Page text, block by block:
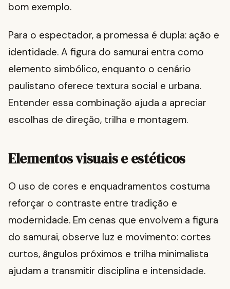
bom exemplo.
Para o espectador, a promessa é dupla: ação e
identidade. A figura do samurai entra como
elemento simbólico, enquanto o cenário
paulistano oferece textura social e urbana.
Entender essa combinação ajuda a apreciar
escolhas de direção, trilha e montagem.
Elementos visuais e estéticos
O uso de cores e enquadramentos costuma
reforçar o contraste entre tradição e
modernidade. Em cenas que envolvem a figura
do samurai, observe luz e movimento: cortes
curtos, ângulos próximos e trilha minimalista
ajudam a transmitir disciplina e intensidade.